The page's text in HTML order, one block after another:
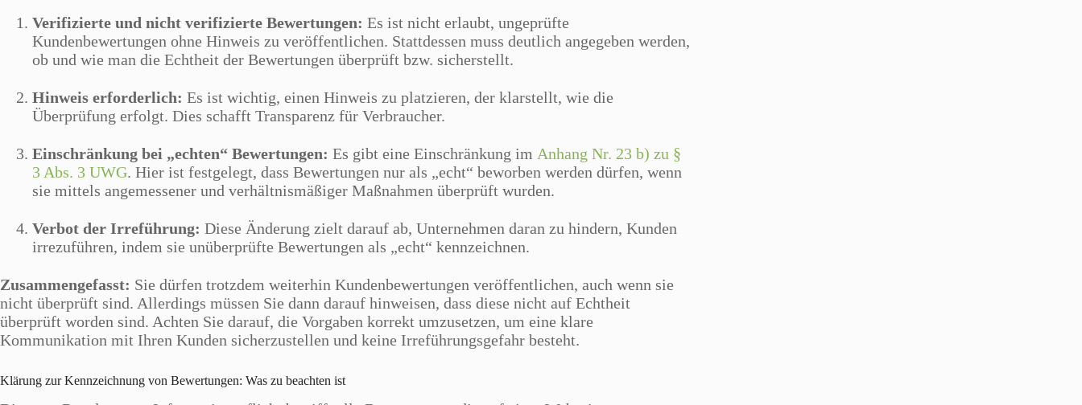
Verifizierte und nicht verifizierte Bewertungen: Es ist nicht erlaubt, ungeprüfte
Kundenbewertungen ohne Hinweis zu veröffentlichen. Stattdessen muss deutlich angegeben werden,
ob und wie man die Echtheit der Bewertungen überprüft bzw. sicherstellt.
Hinweis erforderlich: Es ist wichtig, einen Hinweis zu platzieren, der klarstellt, wie die
Überprüfung erfolgt. Dies schafft Transparenz für Verbraucher.
Einschränkung bei „echten“ Bewertungen: Es gibt eine Einschränkung im Anhang Nr. 23 b) zu §
3 Abs. 3 UWG. Hier ist festgelegt, dass Bewertungen nur als „echt“ beworben werden dürfen, wenn
sie mittels angemessener und verhältnismäßiger Maßnahmen überprüft wurden.
Verbot der Irreführung: Diese Änderung zielt darauf ab, Unternehmen daran zu hindern, Kunden
irrezuführen, indem sie unüberprüfte Bewertungen als „echt“ kennzeichnen.
Zusammengefasst: Sie dürfen trotzdem weiterhin Kundenbewertungen veröffentlichen, auch wenn sie
nicht überprüft sind. Allerdings müssen Sie dann darauf hinweisen, dass diese nicht auf Echtheit
überprüft worden sind. Achten Sie darauf, die Vorgaben korrekt umzusetzen, um eine klare
Kommunikation mit Ihren Kunden sicherzustellen und keine Irreführungsgefahr besteht.
Klärung zur Kennzeichnung von Bewertungen: Was zu beachten ist